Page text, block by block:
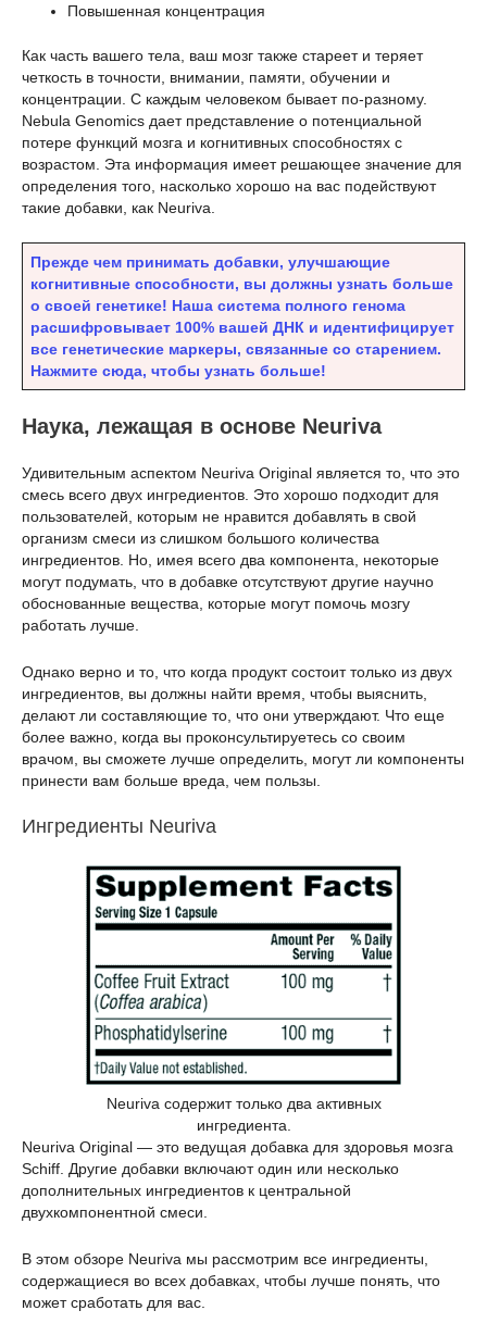
Повышенная концентрация
Как часть вашего тела, ваш мозг также стареет и теряет
четкость в точности, внимании, памяти, обучении и
концентрации. С каждым человеком бывает по-разному.
Nebula Genomics дает представление о потенциальной
потере функций мозга и когнитивных способностях с
возрастом. Эта информация имеет решающее значение для
определения того, насколько хорошо на вас подействуют
такие добавки, как Neuriva.
Прежде чем принимать добавки, улучшающие
когнитивные способности, вы должны узнать больше
о своей генетике! Наша система полного генома
расшифровывает 100% вашей ДНК и идентифицирует
все генетические маркеры, связанные со старением.
Нажмите сюда, чтобы узнать больше!
Наука, лежащая в основе Neuriva
Удивительным аспектом Neuriva Original является то, что это
смесь всего двух ингредиентов. Это хорошо подходит для
пользователей, которым не нравится добавлять в свой
организм смеси из слишком большого количества
ингредиентов. Но, имея всего два компонента, некоторые
могут подумать, что в добавке отсутствуют другие научно
обоснованные вещества, которые могут помочь мозгу
работать лучше.
Однако верно и то, что когда продукт состоит только из двух
ингредиентов, вы должны найти время, чтобы выяснить,
делают ли составляющие то, что они утверждают. Что еще
более важно, когда вы проконсультируетесь со своим
врачом, вы сможете лучше определить, могут ли компоненты
принести вам больше вреда, чем пользы.
Ингредиенты Neuriva
Neuriva содержит только два активных
ингредиента.
Neuriva Original — это ведущая добавка для здоровья мозга
Schiff. Другие добавки включают один или несколько
дополнительных ингредиентов к центральной
двухкомпонентной смеси.
В этом обзоре Neuriva мы рассмотрим все ингредиенты,
содержащиеся во всех добавках, чтобы лучше понять, что
может сработать для вас.